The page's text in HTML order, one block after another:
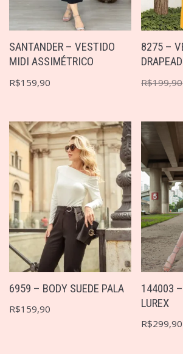
SANTANDER – VESTIDO
MIDI ASSIMÉTRICO
R$159,90
8275 –
R$199,90
6959 – BODY SUEDE PALA
R$159,90
144003 –
LUREX
R$299,90